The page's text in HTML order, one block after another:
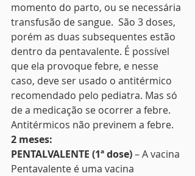
momento do parto, ou se necessária
transfusão de sangue.  São 3 doses,
porém as duas subsequentes estão
dentro da pentavalente. É possível
que ela provoque febre, e nesse
caso, deve ser usado o antitérmico
recomendado pelo pediatra. Mas só
de a medicação se ocorrer a febre.
Antitérmicos não previnem a febre.
2 meses:
PENTALVALENTE (1ª dose) – A vacina
Pentavalente é uma vacina